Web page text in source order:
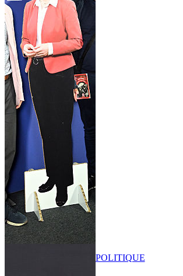
POLITIQUE